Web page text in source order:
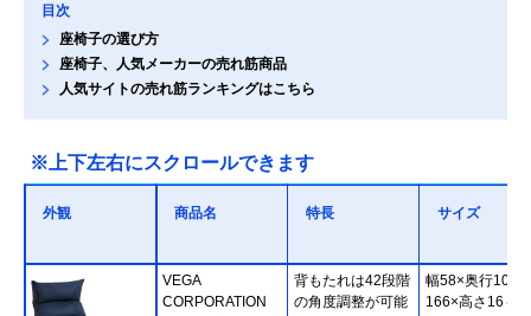
目次
座椅子の選び方
座椅子、人気メーカーの売れ筋商品
人気サイトの売れ筋ランキングはこちら
※上下左右にスクロールできます
外観 商品名 特長 サイズ
VEGA
CORPORATION
背もたれは42段階
の角度調整が可能
幅58×奥行109～
166×高さ16～